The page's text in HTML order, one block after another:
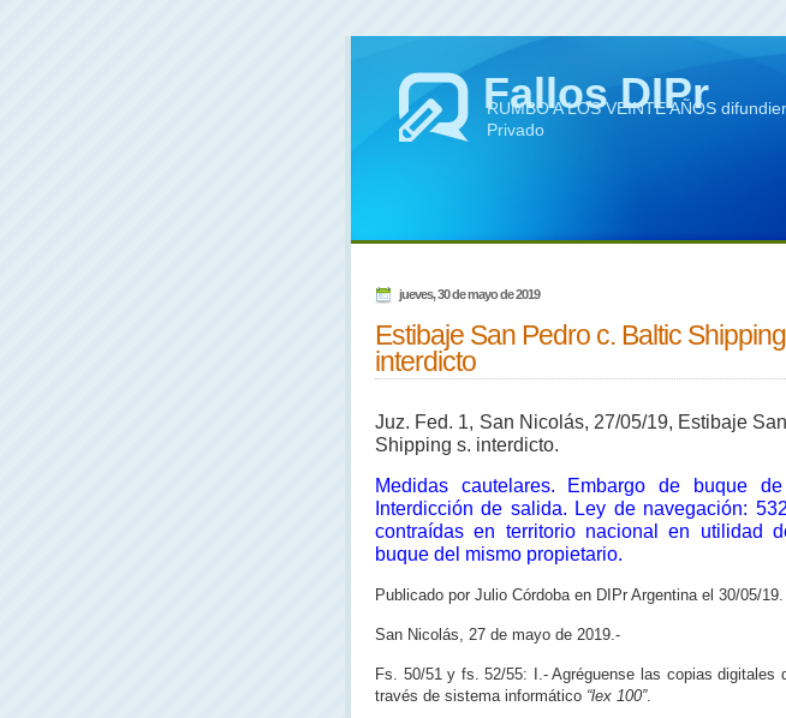
Fallos DIPr
RUMBO A LOS VEINTE AÑOS
Privado
jueves, 30 de mayo de 2019
Estibaje San Pedro c. Baltic
interdicto
Juz. Fed. 1, San Nicolás, 27/05/19, Estibaje
Shipping s. interdicto.
Medidas cautelares. Embargo de buque
Interdicción de salida. Ley de navegación:
contraídas en territorio nacional en utilidad
buque del mismo propietario.
Publicado por Julio Córdoba en DIPr Argentina el 30/05/19.
San Nicolás, 27 de mayo de 2019.-
Fs. 50/51 y fs. 52/55: I.- Agréguense las copias digitales
través de sistema informático “lex 100”.